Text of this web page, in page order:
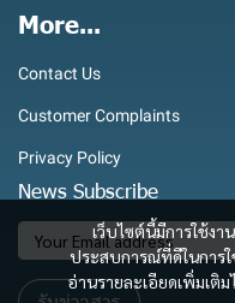
เว็บไซต์นี้มีการใช้ง
ประสบการณ์ที่ดีในการ
อ่านรายละเอียดเพิ่มเติม
More...
Contact Us
Customer Complaints
Privacy Policy
News Subscribe